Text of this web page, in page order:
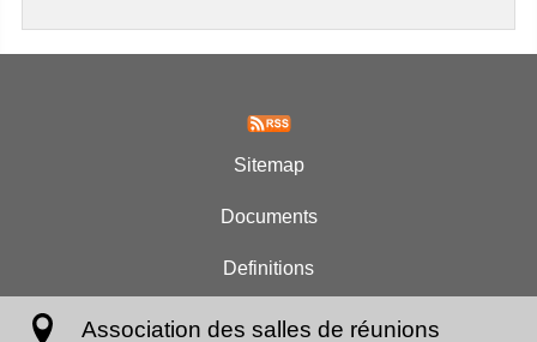
Sitemap
Documents
Definitions
Association des salles de réunions